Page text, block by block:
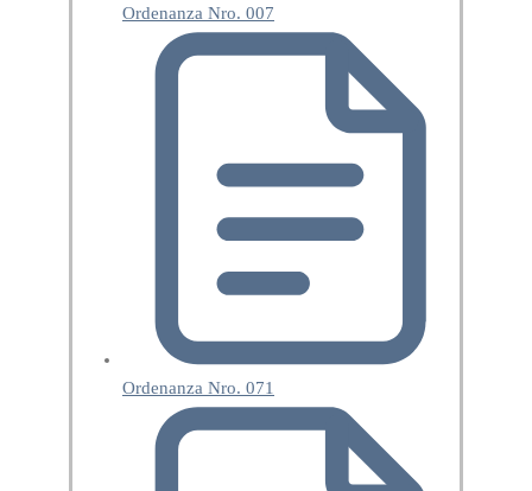
Ordenanza Nro. 007
Ordenanza Nro. 071